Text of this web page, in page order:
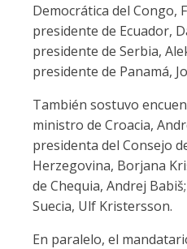
Democrática del Congo,
presidente de Ecuador,
presidente de Serbia,
presidente de Panamá,
También sostuvo
ministro de Croacia,
presidenta del Consejo
Herzegovina, Borjana
de Chequia, Andrej
Suecia, Ulf Kristersson.
En paralelo, el